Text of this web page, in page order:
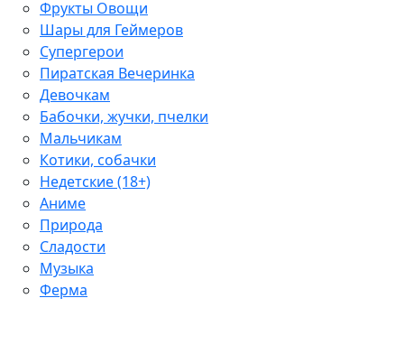
Фрукты Овощи
Шары для Геймеров
Супергерои
Пиратская Вечеринка
Девочкам
Бабочки, жучки, пчелки
Мальчикам
Котики, собачки
Недетские (18+)
Аниме
Природа
Сладости
Музыка
Ферма